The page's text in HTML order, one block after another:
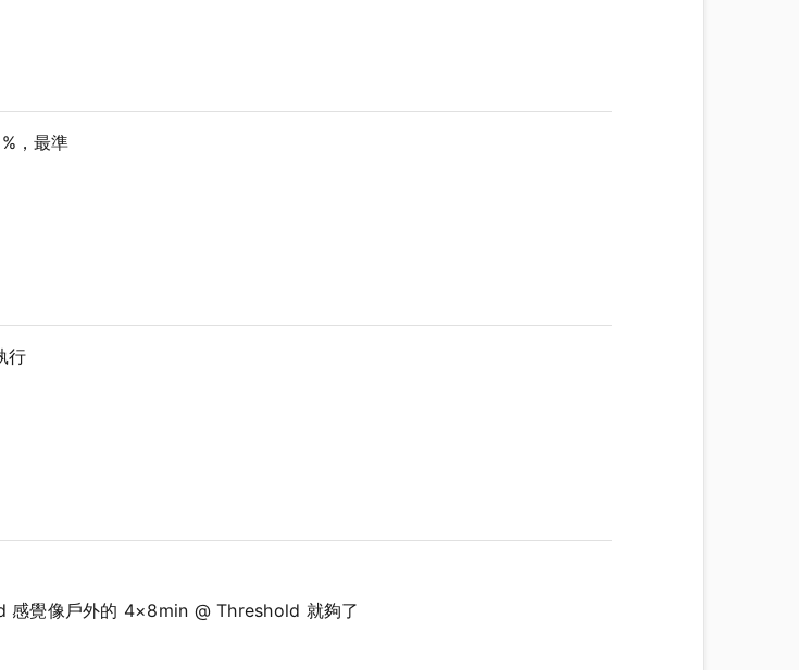
，最準
行
感覺像戶外的 4×8min @ Threshold 就夠了